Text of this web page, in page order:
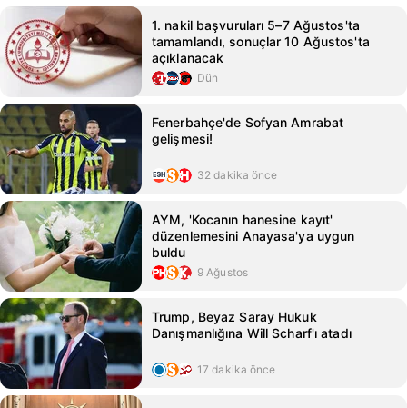
1. nakil başvuruları 5–7 Ağustos'ta
tamamlandı, sonuçlar 10 Ağustos'ta
açıklanacak
Dün
Fenerbahçe'de Sofyan Amrabat
gelişmesi!
32 dakika önce
AYM, 'Kocanın hanesine kayıt'
düzenlemesini Anayasa'ya uygun
buldu
9 Ağustos
Trump, Beyaz Saray Hukuk
Danışmanlığına Will Scharf'ı atadı
17 dakika önce